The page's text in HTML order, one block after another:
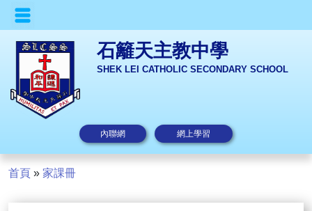
石籬天主教中學
SHEK LEI CATHOLIC SECONDARY SCHOOL
內聯網 網上學習
首頁 » 家課冊